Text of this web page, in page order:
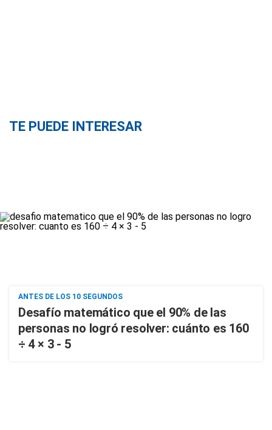
TE PUEDE INTERESAR
ANTES DE LOS 10 SEGUNDOS
Desafío matemático que el 90% de las
personas no logró resolver: cuánto es 160
÷ 4 × 3 - 5